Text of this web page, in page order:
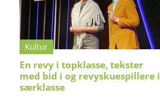
Kultur
En revy i topklasse, tekster
med bid i og revyskuespillere i
særklasse